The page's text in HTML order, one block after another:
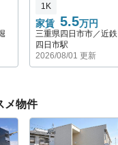
家賃 5.5万円
1K
三重県四日市市／近鉄
四日市駅
2026/08/01 更新
メ物件